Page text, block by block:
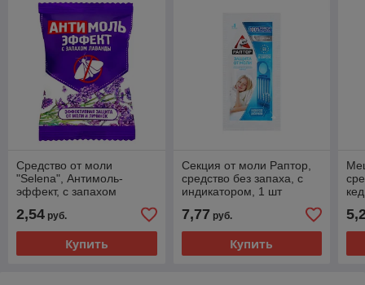
Средство от моли
"Selena", Антимоль-
эффект, с запахом
2,54 руб.
Купить
Секция от моли Раптор,
средство без запаха, с
индикатором, 1 шт
7,77 руб.
Купить